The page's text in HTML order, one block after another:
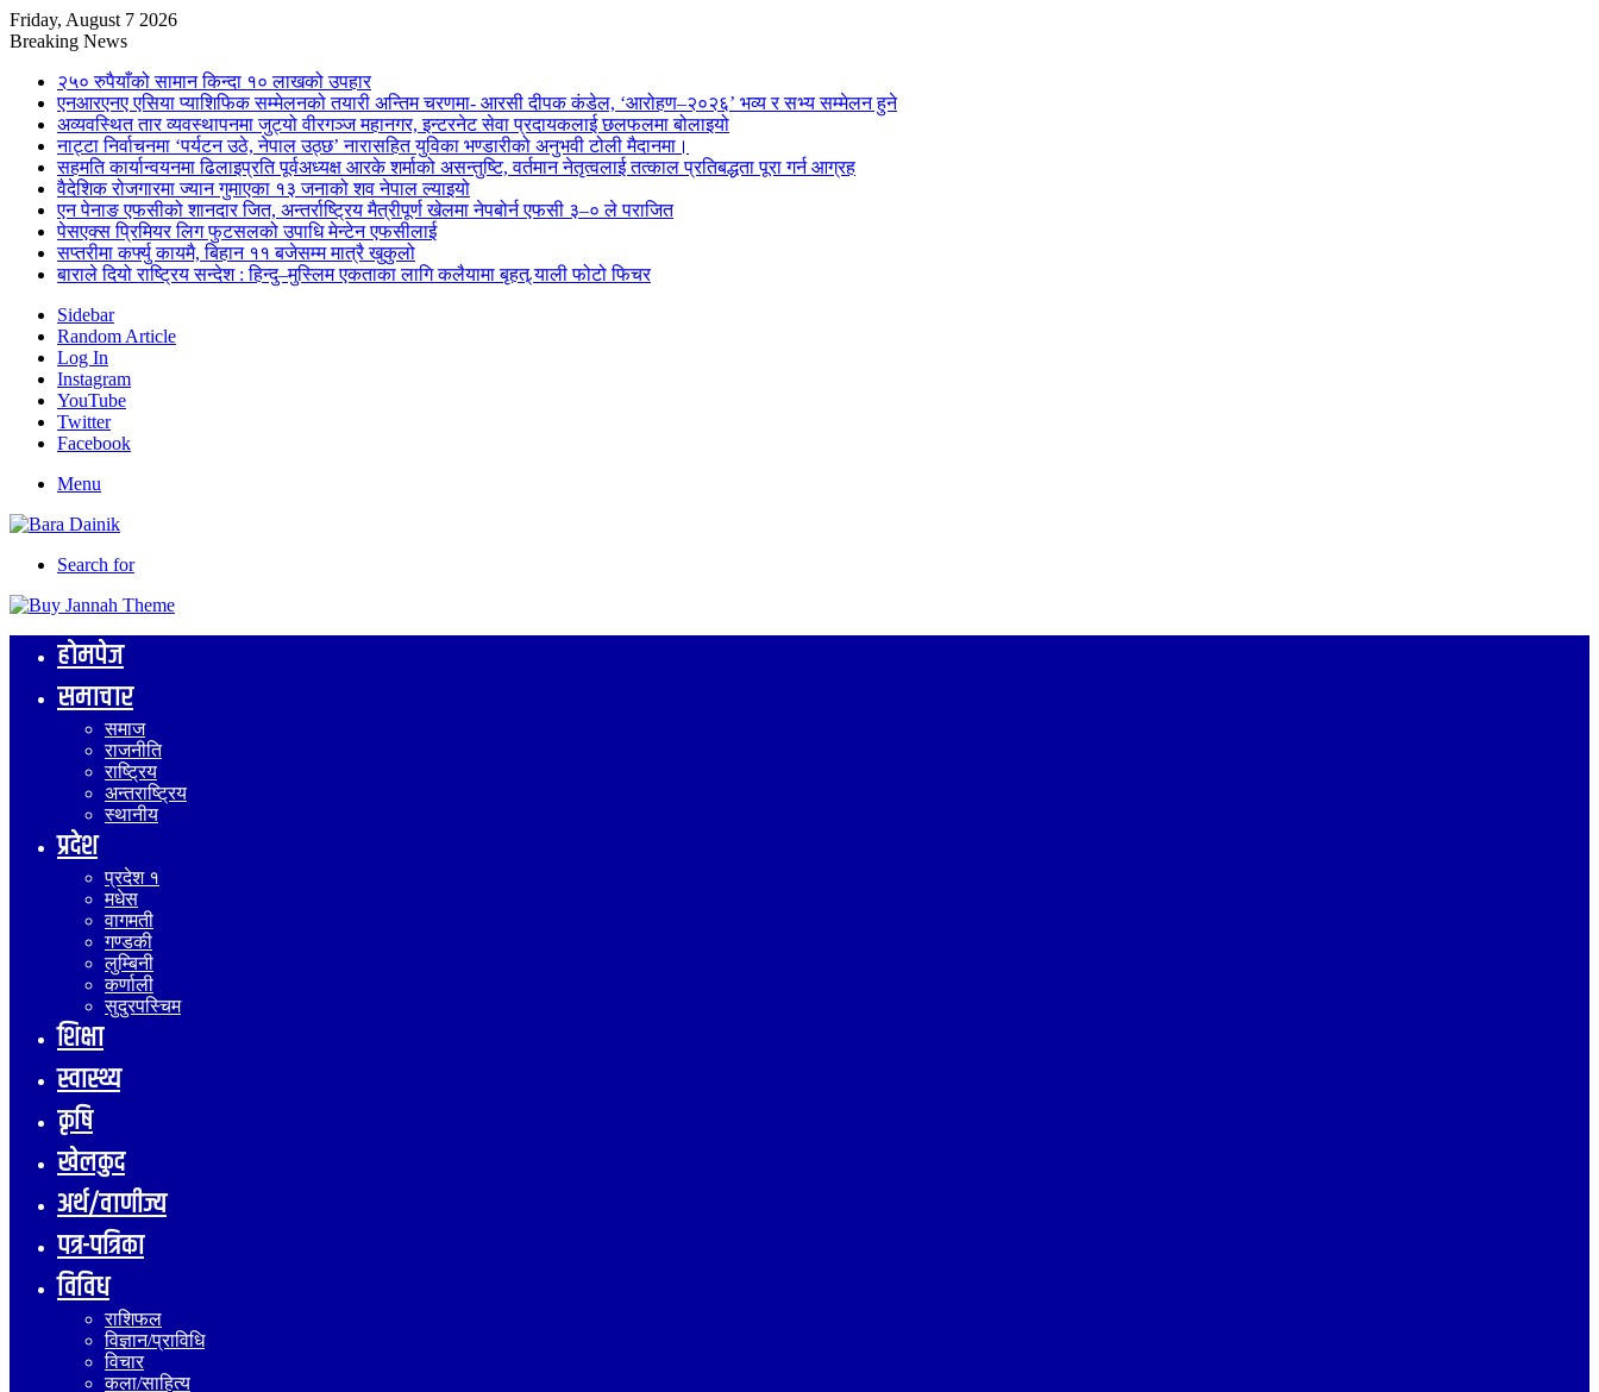
Friday, August 7 2026
Breaking News
२५० रुपैयाँको सामान किन्दा १० लाखको उपहार
एनआरएनए एसिया प्याशिफिक सम्मेलनको तयारी अन्तिम चरणमा- आरसी दीपक कंडेल, ‘आरोहण–२०२६’ भव्य र सभ्य सम्मेलन हुने
अव्यवस्थित तार व्यवस्थापनमा जुट्यो वीरगञ्ज महानगर, इन्टरनेट सेवा प्रदायकलाई छलफलमा बोलाइयो
नाट्टा निर्वाचनमा ‘पर्यटन उठे, नेपाल उठ्छ’ नारासहित युविका भण्डारीको अनुभवी टोली मैदानमा।
सहमति कार्यान्वयनमा ढिलाइप्रति पूर्वअध्यक्ष आरके शर्माको असन्तुष्टि, वर्तमान नेतृत्वलाई तत्काल प्रतिबद्धता पूरा गर्न आग्रह
वैदेशिक रोजगारमा ज्यान गुमाएका १३ जनाको शव नेपाल ल्याइयो
एन पेनाङ एफसीको शानदार जित, अन्तर्राष्ट्रिय मैत्रीपूर्ण खेलमा नेपबोर्न एफसी ३–० ले पराजित
पेसएक्स प्रिमियर लिग फुटसलको उपाधि मेन्टेन एफसीलाई
सप्तरीमा कर्फ्यु कायमै, बिहान ११ बजेसम्म मात्रै खुकुलो
बाराले दियो राष्ट्रिय सन्देश : हिन्दु–मुस्लिम एकताका लागि कलैयामा बृहत् र्‍याली फोटो फिचर
Sidebar
Random Article
Log In
Instagram
YouTube
Twitter
Facebook
Menu
Search for
होमपेज
समाचार
समाज
राजनीति
राष्ट्रिय
अन्तराष्ट्रिय
स्थानीय
प्रदेश
प्रदेश १
मधेस
वागमती
गण्डकी
लुम्बिनी
कर्णाली
सुदुरपस्चिम
शिक्षा
स्वास्थ्य
कृषि
खेलकुद
अर्थ/वाणीज्य
पत्र-पत्रिका
विविध
राशिफल
विज्ञान/प्राविधि
विचार
कला/साहित्य